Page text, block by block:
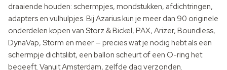
draaiende houden: schermpjes, mondstukken, afdichtringen,
adapters en vulhulpjes. Bij Azarius kun je meer dan 90 originele
onderdelen kopen van Storz & Bickel, PAX, Arizer, Boundless,
DynaVap, Storm en meer — precies wat je nodig hebt als een
schermpje dichtslibt, een ballon scheurt of een O-ring het
begeeft. Vanuit Amsterdam, zelfde dag verzonden.